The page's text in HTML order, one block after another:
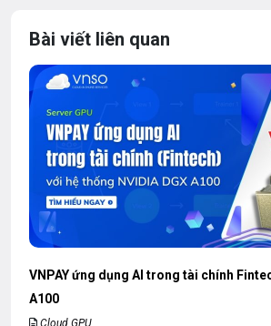
Bài viết liên quan
VNPAY ứng dụng AI trong tài chính
A100
Cloud GPU